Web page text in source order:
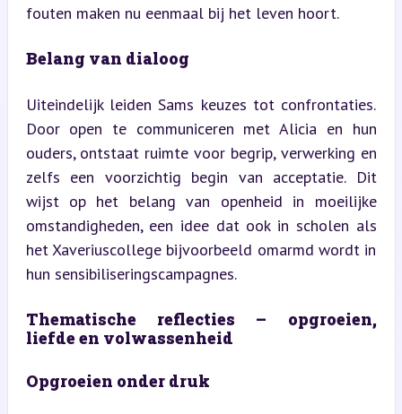
fouten maken nu eenmaal bij het leven hoort.
Belang van dialoog
Uiteindelijk leiden Sams keuzes tot confrontaties.
Door open te communiceren met Alicia en hun
ouders, ontstaat ruimte voor begrip, verwerking en
zelfs een voorzichtig begin van acceptatie. Dit
wijst op het belang van openheid in moeilijke
omstandigheden, een idee dat ook in scholen als
het Xaveriuscollege bijvoorbeeld omarmd wordt in
hun sensibiliseringscampagnes.
Thematische reflecties – opgroeien,
liefde en volwassenheid
Opgroeien onder druk